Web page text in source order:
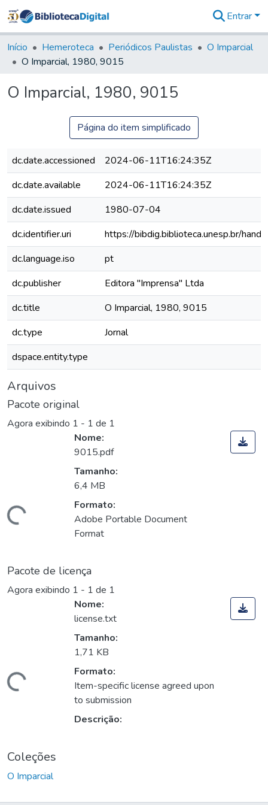
&
Coleções
Tudo na
Digital
Entrar
Início Hemeroteca Periódicos Paulistas
O Imparcial
O Imparcial, 1980, 9015
O Imparcial, 1980, 9015
Página do item simplificado
dc.date.accessioned
2024-06-11T16:24:35Z
dc.date.available
2024-06-11T16:24:35Z
dc.date.issued
1980-07-04
dc.identifier.uri
https://bibdig.biblioteca.unesp.br/
dc.language.iso
pt
dc.publisher
Editora "Imprensa" Ltda
dc.title
O Imparcial, 1980, 9015
dc.type
Jornal
dspace.entity.type
Arquivos
Pacote original
Agora exibindo 1 - 1 de 1
Carregando...
Nome:
9015.pdf
Tamanho:
6,4 MB
Formato:
Adobe Portable Document
Format
Pacote de licença
Agora exibindo 1 - 1 de 1
Carregando...
Nome:
license.txt
Tamanho:
1,71 KB
Formato:
Item-specific license agreed upon
to submission
Descrição:
Coleções
O Imparcial